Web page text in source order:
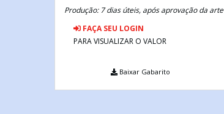
Produção: 7 dias úteis, após aprovação da arte
FAÇA SEU LOGIN
PARA VISUALIZAR O VALOR
Baixar Gabarito